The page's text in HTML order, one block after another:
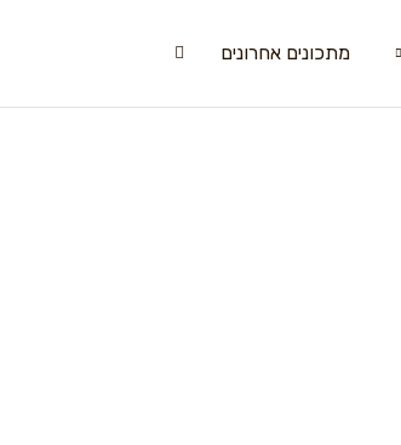
מתכונים אחרונים